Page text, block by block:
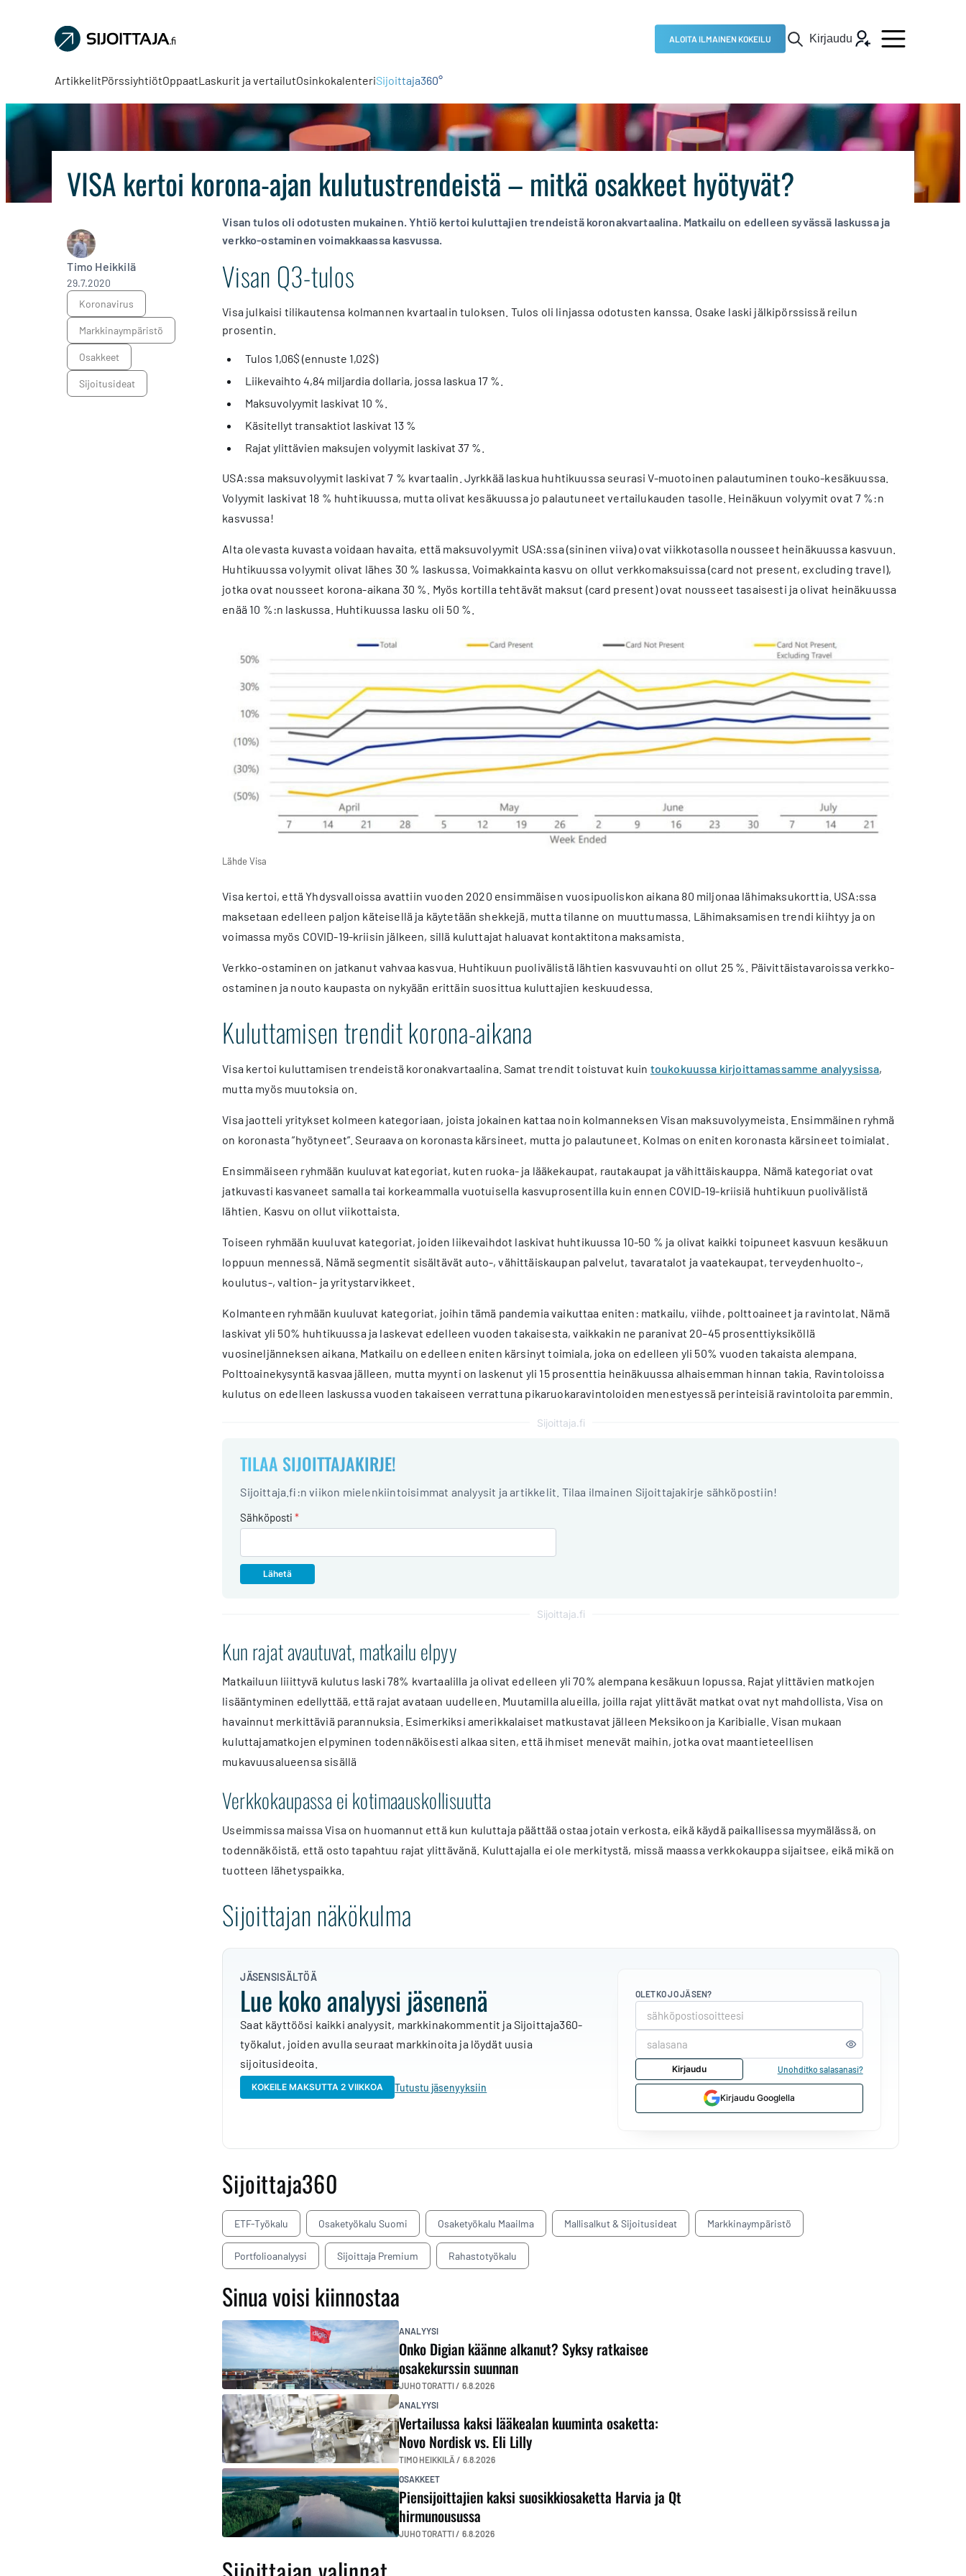
Sijoittaja.fi
Tee
sijoituspäätöksiä
ALOITA ILMAINEN KOKEILU Kirjaudu
ArtikkelitPörssiyhtiötOppaatLaskurit ja vertailutOsinkokalenteriSijoittaja360°
VISA kertoi korona-ajan kulutustrendeistä – mitkä osakkeet hyötyvät?
Timo Heikkilä
29.7.2020
koronavirus
markkinaympäristö
osakkeet
sijoitusideat
Visan tulos oli odotusten mukainen. Yhtiö kertoi kuluttajien trendeistä koronakvartaalina. Matkailu on edelleen syvässä laskussa ja
verkko-ostaminen voimakkaassa kasvussa.
Visan Q3-tulos
Visa julkaisi tilikautensa kolmannen kvartaalin tuloksen. Tulos oli linjassa odotusten kanssa. Osake laski jälkipörssissä reilun
prosentin.
Tulos 1,06$ (ennuste 1,02$)
Liikevaihto 4,84 miljardia dollaria, jossa laskua 17 %.
Maksuvolyymit laskivat 10 %.
Käsitellyt transaktiot laskivat 13 %
Rajat ylittävien maksujen volyymit laskivat 37 %.
USA:ssa maksuvolyymit laskivat 7 % kvartaalin. Jyrkkää laskua huhtikuussa seurasi V-muotoinen palautuminen touko-kesäkuussa.
Volyymit laskivat 18 % huhtikuussa, mutta olivat kesäkuussa jo palautuneet vertailukauden tasolle. Heinäkuun volyymit ovat 7 %:n
kasvussa!
Alta olevasta kuvasta voidaan havaita, että maksuvolyymit USA:ssa (sininen viiva) ovat viikkotasolla nousseet heinäkuussa kasvuun.
Huhtikuussa volyymit olivat lähes 30 % laskussa. Voimakkainta kasvu on ollut verkkomaksuissa (card not present, excluding travel),
jotka ovat nousseet korona-aikana 30 %. Myös kortilla tehtävät maksut (card present) ovat nousseet tasaisesti ja olivat heinäkuussa
enää 10 %:n laskussa. Huhtikuussa lasku oli 50 %.
Lähde Visa
Visa kertoi, että Yhdysvalloissa avattiin vuoden 2020 ensimmäisen vuosipuoliskon aikana 80 miljonaa lähimaksukorttia. USA:ssa
maksetaan edelleen paljon käteisellä ja käytetään shekkejä, mutta tilanne on muuttumassa. Lähimaksamisen trendi kiihtyy ja on
voimassa myös COVID-19-kriisin jälkeen, sillä kuluttajat haluavat kontaktitona maksamista.
Verkko-ostaminen on jatkanut vahvaa kasvua. Huhtikuun puolivälistä lähtien kasvuvauhti on ollut 25 %. Päivittäistavaroissa verkko-
ostaminen ja nouto kaupasta on nykyään erittäin suosittua kuluttajien keskuudessa.
Kuluttamisen trendit korona-aikana
Visa kertoi kuluttamisen trendeistä koronakvartaalina. Samat trendit toistuvat kuin toukokuussa kirjoittamassamme analyysissa,
mutta myös muutoksia on.
Visa jaotteli yritykset kolmeen kategoriaan, joista jokainen kattaa noin kolmanneksen Visan maksuvolyymeista. Ensimmäinen ryhmä
on koronasta ”hyötyneet”. Seuraava on koronasta kärsineet, mutta jo palautuneet. Kolmas on eniten koronasta kärsineet toimialat.
Ensimmäiseen ryhmään kuuluvat kategoriat, kuten ruoka- ja lääkekaupat, rautakaupat ja vähittäiskauppa. Nämä kategoriat ovat
jatkuvasti kasvaneet samalla tai korkeammalla vuotuisella kasvuprosentilla kuin ennen COVID-19-kriisiä huhtikuun puolivälistä
lähtien. Kasvu on ollut viikottaista.
Toiseen ryhmään kuuluvat kategoriat, joiden liikevaihdot laskivat huhtikuussa 10-50 % ja olivat kaikki toipuneet kasvuun kesäkuun
loppuun mennessä. Nämä segmentit sisältävät auto-, vähittäiskaupan palvelut, tavaratalot ja vaatekaupat, terveydenhuolto-,
koulutus-, valtion- ja yritystarvikkeet.
Kolmanteen ryhmään kuuluvat kategoriat, joihin tämä pandemia vaikuttaa eniten: matkailu, viihde, polttoaineet ja ravintolat. Nämä
laskivat yli 50% huhtikuussa ja laskevat edelleen vuoden takaisesta, vaikkakin ne paranivat 20–45 prosenttiyksiköllä
vuosineljänneksen aikana. Matkailu on edelleen eniten kärsinyt toimiala, joka on edelleen yli 50% vuoden takaista alempana.
Polttoainekysyntä kasvaa jälleen, mutta myynti on laskenut yli 15 prosenttia heinäkuussa alhaisemman hinnan takia. Ravintoloissa
kulutus on edelleen laskussa vuoden takaiseen verrattuna pikaruokaravintoloiden menestyessä perinteisiä ravintoloita paremmin.
Sijoittaja.fi
TILAA SIJOITTAJAKIRJE!
Sijoittaja.fi:n viikon mielenkiintoisimmat analyysit ja artikkelit. Tilaa ilmainen Sijoittajakirje sähköpostiin!
Sähköposti *
Sijoittaja.fi
Kun rajat avautuvat, matkailu elpyy
Matkailuun liiittyvä kulutus laski 78% kvartaalilla ja olivat edelleen yli 70% alempana kesäkuun lopussa. Rajat ylittävien matkojen
lisääntyminen edellyttää, että rajat avataan uudelleen. Muutamilla alueilla, joilla rajat ylittävät matkat ovat nyt mahdollista, Visa on
havainnut merkittäviä parannuksia. Esimerkiksi amerikkalaiset matkustavat jälleen Meksikoon ja Karibialle. Visan mukaan
kuluttajamatkojen elpyminen todennäköisesti alkaa siten, että ihmiset menevät maihin, jotka ovat maantieteellisen
mukavuusalueensa sisällä
Verkkokaupassa ei kotimaauskollisuutta
Useimmissa maissa Visa on huomannut että kun kuluttaja päättää ostaa jotain verkosta, eikä käydä paikallisessa myymälässä, on
todennäköistä, että osto tapahtuu rajat ylittävänä. Kuluttajalla ei ole merkitystä, missä maassa verkkokauppa sijaitsee, eikä mikä on
tuotteen lähetyspaikka.
Sijoittajan näkökulma
JÄSENSISÄLTÖÄ
Lue koko analyysi jäsenenä
Saat käyttöösi kaikki analyysit, markkinakommentit ja Sijoittaja360-
työkalut, joiden avulla seuraat markkinoita ja löydät uusia
sijoitusideoita.
KOKEILE MAKSUTTA 2 VIIKKOA Tutustu jäsenyyksiin
OLETKO JO JÄSEN?
Kirjaudu Unohditko salasanasi?
Kirjaudu Googlella
Sijoittaja360
ETF-Työkalu Osaketyökalu Suomi Osaketyökalu Maailma Mallisalkut & Sijoitusideat Markkinaympäristö
Portfolioanalyysi Sijoittaja Premium Rahastotyökalu
Sinua voisi kiinnostaa
ANALYYSI
Onko Digian käänne alkanut? Syksy ratkaisee
osakekurssin suunnan
JUHO TORATTI / 6.8.2026
ANALYYSI
Vertailussa kaksi lääkealan kuuminta osaketta:
Novo Nordisk vs. Eli Lilly
TIMO HEIKKILÄ / 6.8.2026
OSAKKEET
Piensijoittajien kaksi suosikkiosaketta Harvia ja Qt
hirmunousussa
JUHO TORATTI / 6.8.2026